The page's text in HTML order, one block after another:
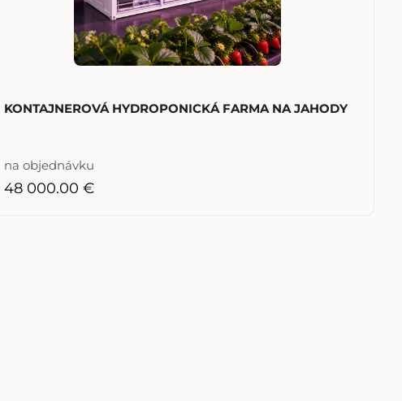
KONTAJNEROVÁ HYDROPONICKÁ FARMA NA JAHODY
na objednávku
48 000.00 €